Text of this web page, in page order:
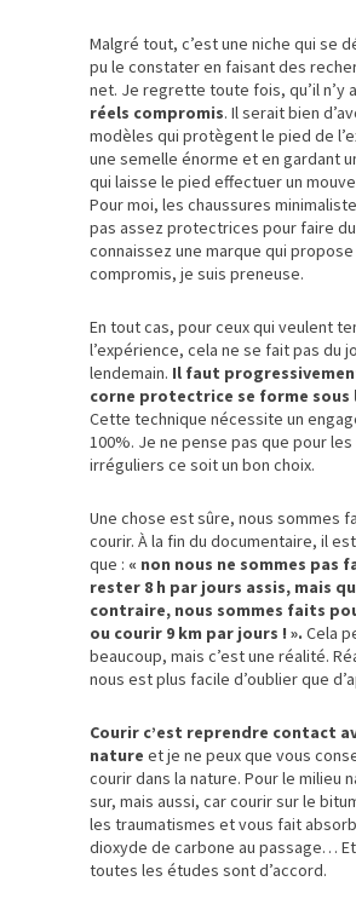
Malgré tout, c’est une niche qui se
pu le constater en faisant des
net. Je regrette toute fois, qu’il n’y
réels compromis. Il serait bien
modèles qui protègent le pied de
une semelle énorme et en gardant
qui laisse le pied effectuer un
Pour moi, les chaussures
pas assez protectrices pour faire
connaissez une marque qui
compromis, je suis preneuse.
En tout cas, pour ceux qui veulent
l’expérience, cela ne se fait pas du
lendemain. Il faut
corne protectrice se forme sous
Cette technique nécessite un
100%. Je ne pense pas que pour
irréguliers ce soit un bon choix.
Une chose est sûre, nous sommes
courir. À la fin du documentaire, il
que : « non nous ne sommes pas
rester 8 h par jours assis, mais
contraire, nous sommes faits
ou courir 9 km par jours ! ». Cela
beaucoup, mais c’est une réalité.
nous est plus facile d’oublier que
Courir c’est reprendre contact
nature et je ne peux que vous
courir dans la nature. Pour le milieu
sur, mais aussi, car courir sur le
les traumatismes et vous fait
dioxyde de carbone au passage…
toutes les études sont d’accord.